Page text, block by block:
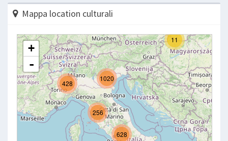
Mappa location culturali